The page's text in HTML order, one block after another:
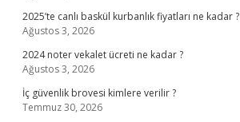
2025’te canlı baskül kurbanlık fiyatları ne kadar ?
Ağustos 3, 2026
2024 noter vekalet ücreti ne kadar ?
Ağustos 3, 2026
İç güvenlik brovesi kimlere verilir ?
Temmuz 30, 2026